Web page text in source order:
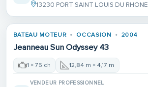
13230 PORT SAINT LOUIS DU RHONE
BATEAU MOTEUR OCCASION 2004
Jeanneau Sun Odyssey 43
1 × 75 ch 12,84 m × 4,17 m
VENDEUR PROFESSIONNEL